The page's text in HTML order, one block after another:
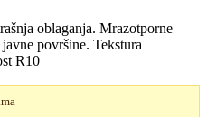
oblaganja. Mrazotporne
površine. Tekstura
R10